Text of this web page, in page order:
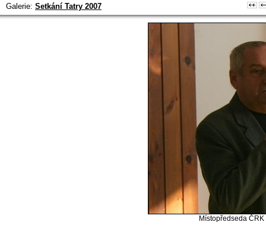
Galerie: Setkání Tatry 2007
Místopředseda